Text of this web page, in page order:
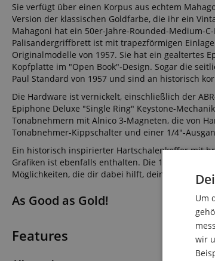
Sie verfügt über einen Korpus aus echtem
Version der klassischen Goldfarbe, die ihr ein
Mahagoni hat ein 50er-Jahre-Rounded-Medium-
Palisandergriffbrett ist mit trapezförmigen
Originalmodelle von 1957. Sie hat ein gealtertes
Kopfplatte im "Open Book"-Design. Sogar die
Paul Standard von 1957 und sind an historisch
Die Hardware ist vernickelt, einschließlich der
Epiphone Deluxe "Single Ring" Keystone-
Tonabnehmern mit Alnico 3-Magneten, die von
Tonabnehmer-Kippschalter und einer 1/4"-
Ein historisch inspirierter Hartschalenkoffer mit
Grafiken ist ebenfalls enthalten. Die 1957 Les
Möglichkeiten, die dir dabei hilft, deine eigenen
As Good as Gold!
Features
Um
wir